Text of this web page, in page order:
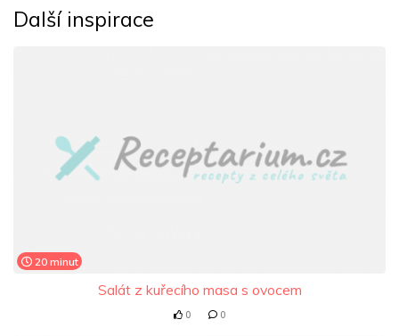
Další inspirace
20 minut
Salát z kuřecího masa s ovocem
0 0